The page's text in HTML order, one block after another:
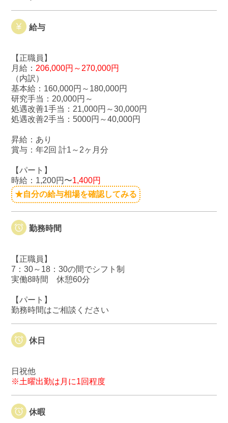
給与
【正職員】
月給： 206,000円～270,000円
（内訳）
基本給：160,000円～180,000円
研究手当：20,000円～
処遇改善1手当：21,000円～30,000円
処遇改善2手当：5000円～40,000円
昇給：あり
賞与：年2回 計1～2ヶ月分
【パート】
時給：1,200円〜1,400円
★自分の給与相場を確認してみる
勤務時間
【正職員】
7：30～18：30の間でシフト制
実働8時間 休憩60分
【パート】
勤務時間はご相談ください
休日
日祝他
※土曜出勤は月に1回程度
休暇